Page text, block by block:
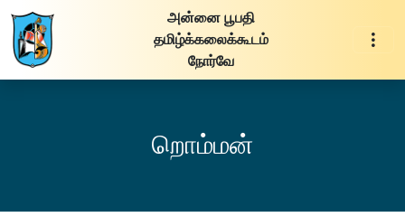
அன்னை பூபதி
தமிழ்க்கலைக்கூடம்
நோர்வே
றொம்மன்